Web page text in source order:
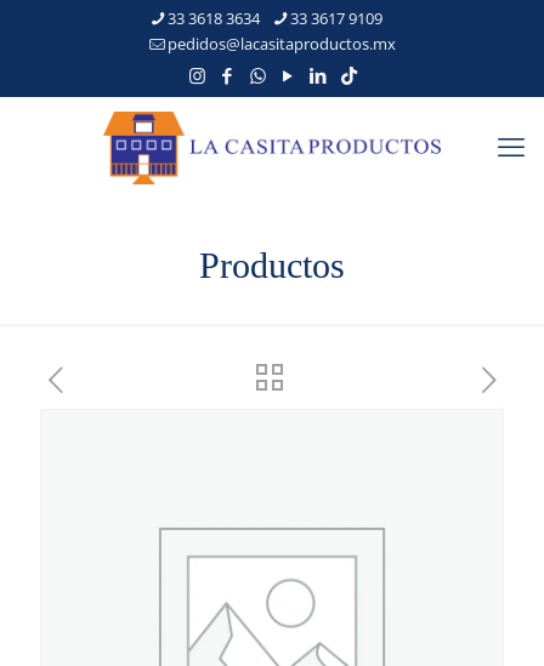
33 3618 3634
33 3617 9109
pedidos@lacasitaproductos.mx
Productos